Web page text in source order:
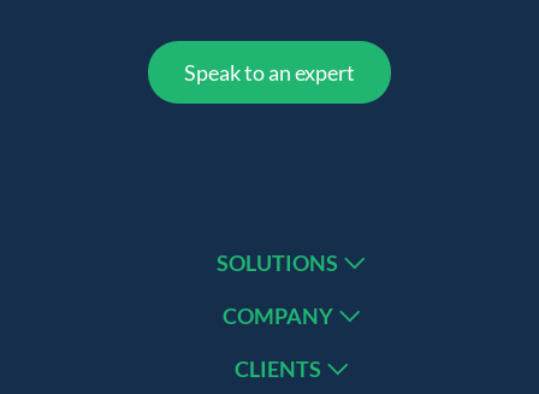
Speak to an expert
SOLUTIONS
COMPANY
CLIENTS